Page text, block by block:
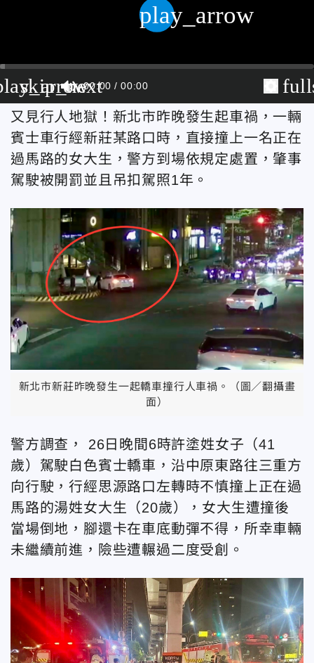
skip_next
00:00 00:00
play_arrow
又見行人地獄！新北市昨晚發生起車禍，一輛
賓士車行經新莊某路口時，直接撞上一名正在
過馬路的女大生，警方到場依規定處置，肇事
駕駛被開罰並且吊扣駕照1年。
新北市新莊昨晚發生一起轎車撞行人車禍。（圖／翻攝畫
面）
警方調查， 26日晚間6時許塗姓女子（41
歲）駕駛白色賓士轎車，沿中原東路往三重方
向行駛，行經思源路口左轉時不慎撞上正在過
馬路的湯姓女大生（20歲），女大生遭撞後
當場倒地，腳還卡在車底動彈不得，所幸車輛
未繼續前進，險些遭輾過二度受創。